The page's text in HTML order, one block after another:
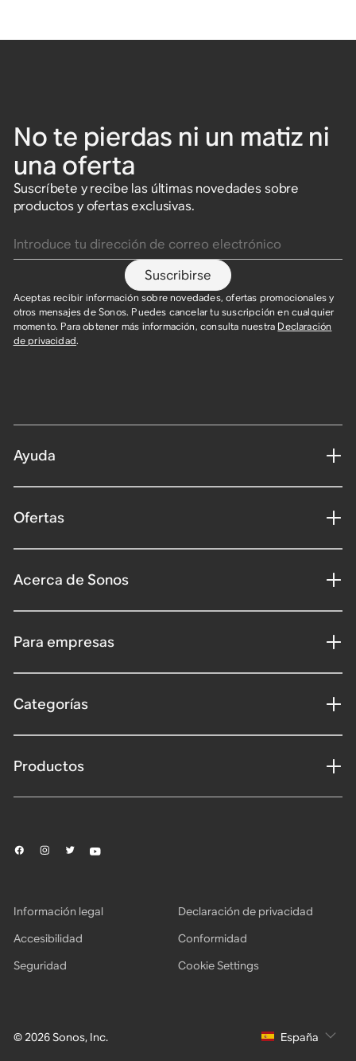
No te pierdas ni un matiz ni
una oferta
Suscríbete y recibe las últimas novedades sobre
productos y ofertas exclusivas.
Suscribirse
Aceptas recibir información sobre novedades, ofertas promocionales y
otros mensajes de Sonos. Puedes cancelar tu suscripción en cualquier
momento. Para obtener más información, consulta nuestra Declaración
de privacidad.
Ayuda
Ofertas
Acerca de Sonos
Para empresas
Categorías
Productos
© 2026 Sonos, Inc.
Información legal
Declaración de privacidad
Accesibilidad
Conformidad
Seguridad
Cookie Settings
España